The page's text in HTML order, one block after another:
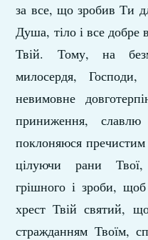
за все, що зробив Ти
Душа, тіло і все добре
Твій. Тому, на
милосердя,
невимовне
приниження,
поклоняюся
цілуючи рани
грішного і зро­би,
хрест Твій святий,
страждан­ням Твоїм,